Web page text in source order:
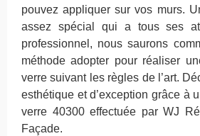
pouvez appliquer sur vos murs.
assez spécial qui a tous ses
professionnel, nous saurons
méthode adopter pour réaliser
verre suivant les règles de l’art.
esthétique et d’exception grâce à
verre 40300 effectuée par WJ
Façade.